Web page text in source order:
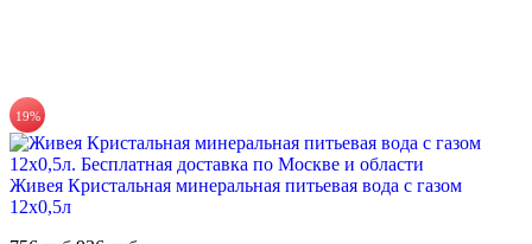
71%
Для новых клиентов. Стартовый набор ХВАЛОВСКАЯ
Горная (3х19л) + помпа
19%
Живея Кристальная минеральная питьевая вода с газом
12х0,5л